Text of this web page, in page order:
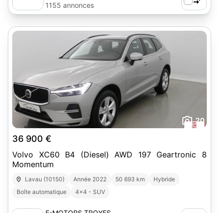
1155 annonces
20
36 900 €
Volvo XC60 B4 (Diesel) AWD 197 Geartronic 8
Momentum
Lavau (10150) Année 2022 50 693 km
Hybride
Boîte automatique
4x4 - SUV